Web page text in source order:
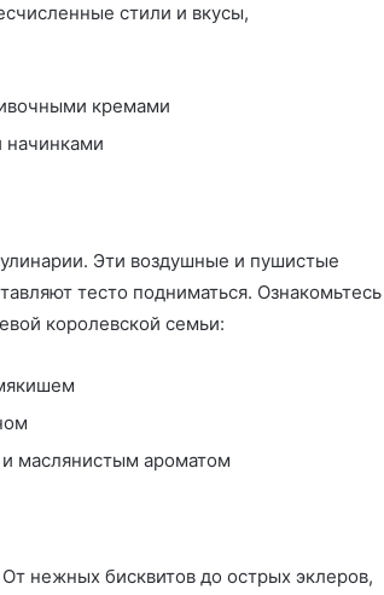
стили и вкусы,
кремами
Эти воздушные и пушистые
тесто подниматься. Ознакомьтесь
королевской семьи:
маслянистым ароматом
нежных бисквитов до острых эклеров,